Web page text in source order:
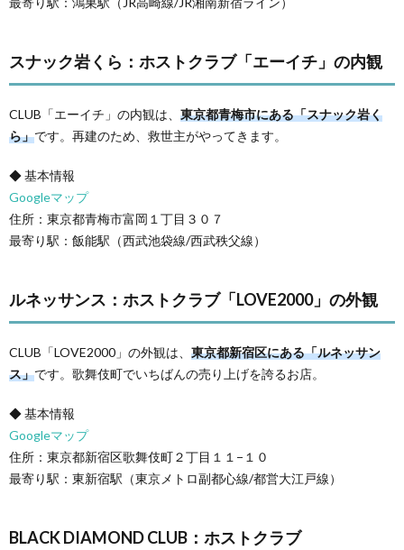
スナック岩くら：ホストクラブ「エーイチ」の内観
CLUB「エーイチ」の内観は、 東京都青梅市にある「スナック岩く
ら」です。再建のため、救世主がやってきます。
◆ 基本情報
Googleマップ
住所：東京都青梅市富岡１丁目３０７
最寄り駅：飯能駅（西武池袋線/西武秩父線）
ルネッサンス：ホストクラブ「LOVE2000」の外観
CLUB「LOVE2000」の外観は、 東京都新宿区にある「ルネッサン
ス」です。歌舞伎町でいちばんの売り上げを誇るお店。
◆ 基本情報
Googleマップ
住所：東京都新宿区歌舞伎町２丁目１１−１０
最寄り駅：東新宿駅（東京メトロ副都心線/都営大江戸線）
BLACK DIAMOND CLUB：ホストクラブ